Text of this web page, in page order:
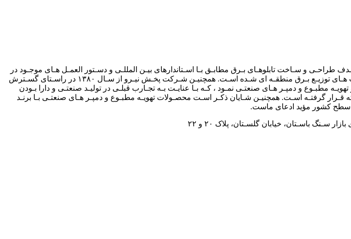
متخصصیـن و مهندسـان بـا هـدف طراحـی و سـاخت تابلوهـای بـرق مطابـق بـا اسـتاندارهای بیـن المللـی و دسـتور العمـل هـای موجـود در
صنعـت بـرق ایـران احـداث گردید. و در ایـن راسـتا موفـق بـه دریافـت تاییدیـه از توانیـر و شـرکت هـای توزیـع بـرق منطقـه ای شـده اسـت. همچنیـن شـرکت پخـش نیـرو از سـال ۱۳۸۰ در راسـتای گسـترش
مطبـوع و دمپـر هـای صنعتـی نمـود ، کـه بـا عنایـت بـه تجـارب قبلـی در تولیـد صنعتـی و دارا بـودن
قـرار گرفتـه اسـت. همچنیـن شـایان ذکـر اسـت محصـولات تهویـه مطبـوع و دمپـر هـای صنعتـی بـا برنـد